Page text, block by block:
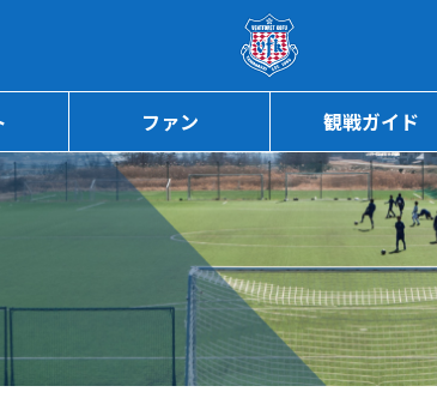
ページの本文へ
ファン 観戦ガイド